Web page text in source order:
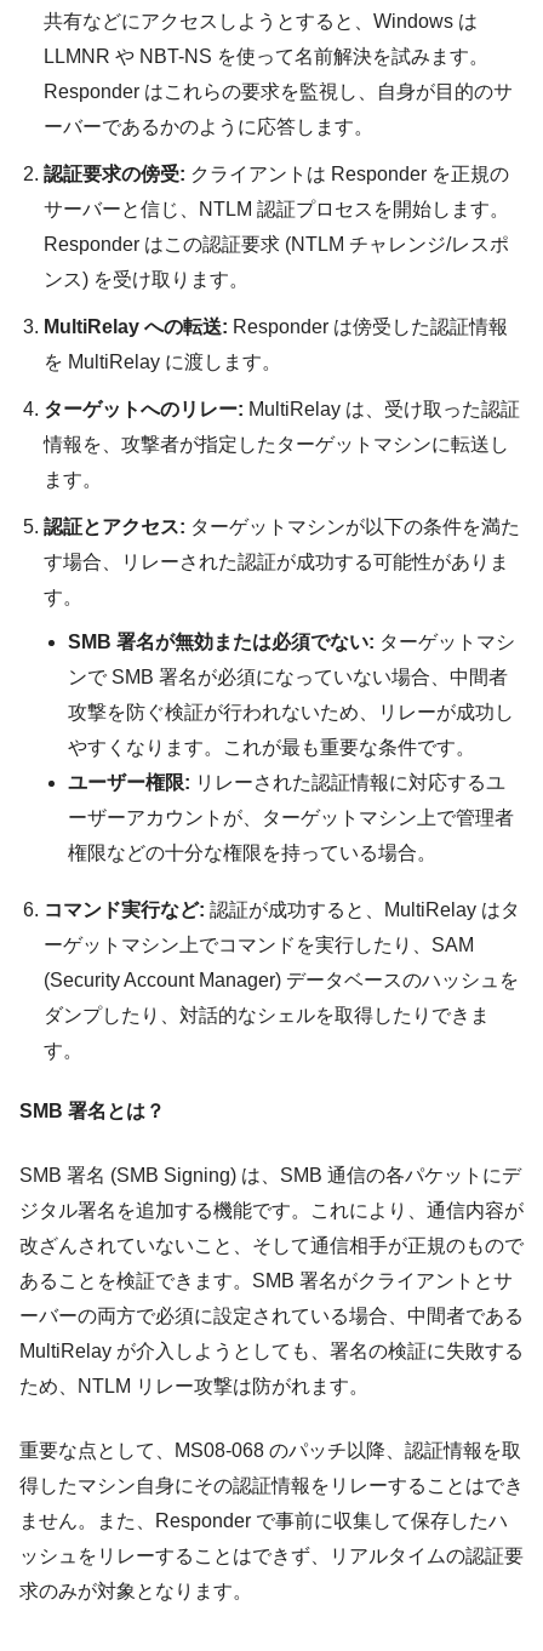
共有などにアクセスしようとすると、Windows は
LLMNR や NBT-NS を使って名前解決を試みます。
Responder はこれらの要求を監視し、自身が目的のサ
ーバーであるかのように応答します。
認証要求の傍受: クライアントは Responder を正規の
サーバーと信じ、NTLM 認証プロセスを開始します。
Responder はこの認証要求 (NTLM チャレンジ/レスポ
ンス) を受け取ります。
MultiRelay への転送: Responder は傍受した認証情報
を MultiRelay に渡します。
ターゲットへのリレー: MultiRelay は、受け取った認証
情報を、攻撃者が指定したターゲットマシンに転送し
ます。
認証とアクセス: ターゲットマシンが以下の条件を満た
す場合、リレーされた認証が成功する可能性がありま
す。
SMB 署名が無効または必須でない: ターゲットマシ
ンで SMB 署名が必須になっていない場合、中間者
攻撃を防ぐ検証が行われないため、リレーが成功し
やすくなります。これが最も重要な条件です。
ユーザー権限: リレーされた認証情報に対応するユ
ーザーアカウントが、ターゲットマシン上で管理者
権限などの十分な権限を持っている場合。
コマンド実行など: 認証が成功すると、MultiRelay はタ
ーゲットマシン上でコマンドを実行したり、SAM
(Security Account Manager) データベースのハッシュを
ダンプしたり、対話的なシェルを取得したりできま
す。
SMB 署名とは？
SMB 署名 (SMB Signing) は、SMB 通信の各パケットにデ
ジタル署名を追加する機能です。これにより、通信内容が
改ざんされていないこと、そして通信相手が正規のもので
あることを検証できます。SMB 署名がクライアントとサ
ーバーの両方で必須に設定されている場合、中間者である
MultiRelay が介入しようとしても、署名の検証に失敗する
ため、NTLM リレー攻撃は防がれます。
重要な点として、MS08-068 のパッチ以降、認証情報を取
得したマシン自身にその認証情報をリレーすることはでき
ません。また、Responder で事前に収集して保存したハ
ッシュをリレーすることはできず、リアルタイムの認証要
求のみが対象となります。